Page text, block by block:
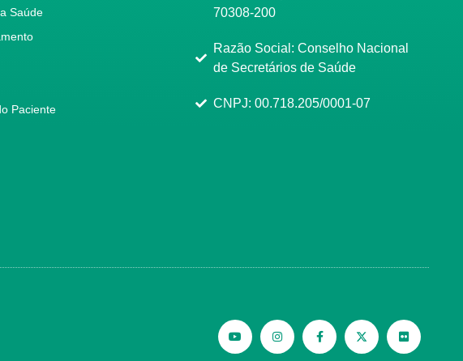
Saúde
Paciente
70308-200
Razão Social: Conselho Nacional
de Secretários de Saúde
CNPJ: 00.718.205/0001-07